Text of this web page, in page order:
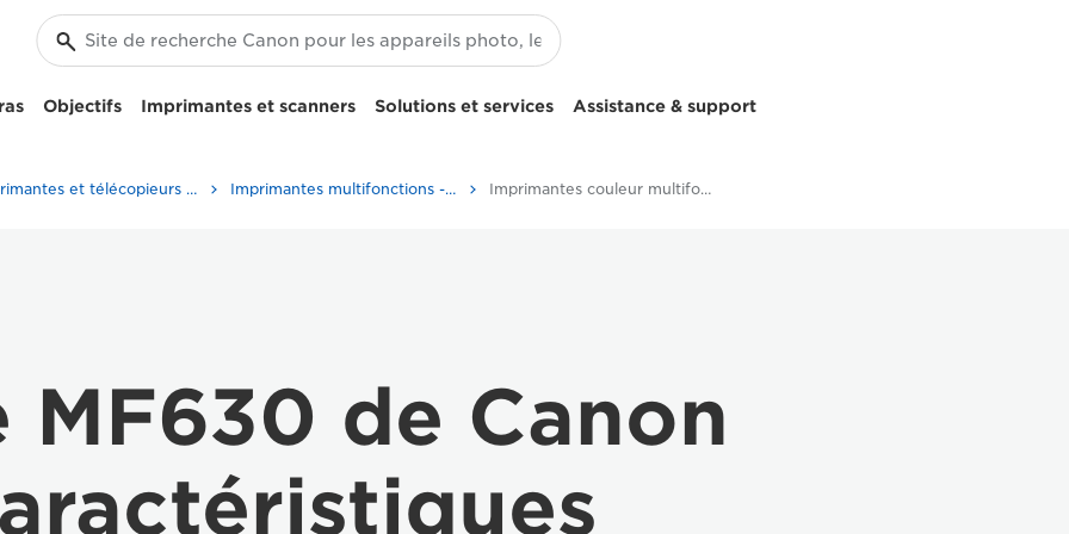
Objectifs Imprimantes et scanners Solutions et services Assistance & support
Imprimantes et télécopieurs professionnels Imprimantes multifonctions - Multifonctions Imprimantes couleur multifonction
MF630 de Canon